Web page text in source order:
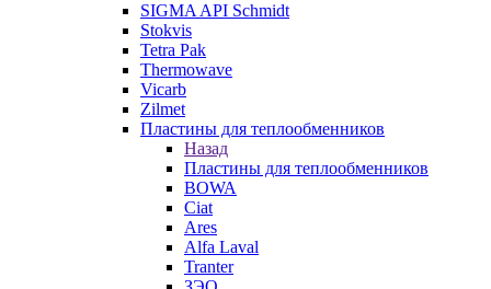
SIGMA API Schmidt
Stokvis
Tetra Pak
Thermowave
Vicarb
Zilmet
Пластины для теплообменников
Назад
Пластины для теплообменников
BOWA
Ciat
Ares
Alfa Laval
Tranter